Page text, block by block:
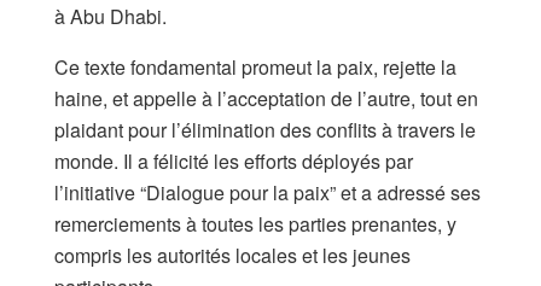
à Abu Dhabi.
Ce texte fondamental promeut la paix, rejette la
haine, et appelle à l’acceptation de l’autre, tout en
plaidant pour l’élimination des conflits à travers le
monde. Il a félicité les efforts déployés par
l’initiative “Dialogue pour la paix” et a adressé ses
remerciements à toutes les parties prenantes, y
compris les autorités locales et les jeunes